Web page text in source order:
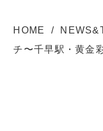
HOME
チ〜千早駅・黄金